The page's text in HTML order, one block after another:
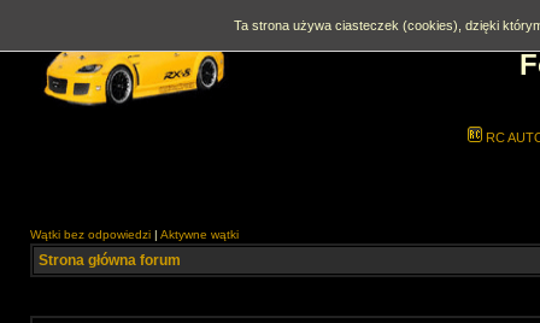
RC
Wątki bez odpowiedzi | Aktywne wątki
Strona główna forum
Ta strona używa ciasteczek (cookies), dzięki